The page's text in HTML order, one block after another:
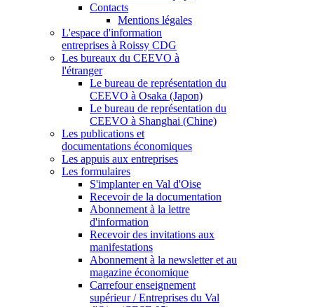
Contacts
Mentions légales
L'espace d'information
entreprises à Roissy CDG
Les bureaux du CEEVO à
l'étranger
Le bureau de représentation du
CEEVO à Osaka (Japon)
Le bureau de représentation du
CEEVO à Shanghai (Chine)
Les publications et
documentations économiques
Les appuis aux entreprises
Les formulaires
S'implanter en Val d'Oise
Recevoir de la documentation
Abonnement à la lettre
d'information
Recevoir des invitations aux
manifestations
Abonnement à la newsletter et au
magazine économique
Carrefour enseignement
supérieur / Entreprises du Val